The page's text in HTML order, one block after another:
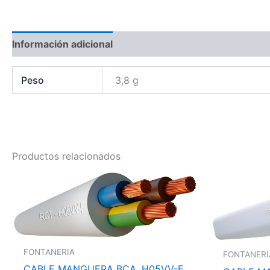
Información adicional
Peso 3,8 g
Productos relacionados
FONTANERIA